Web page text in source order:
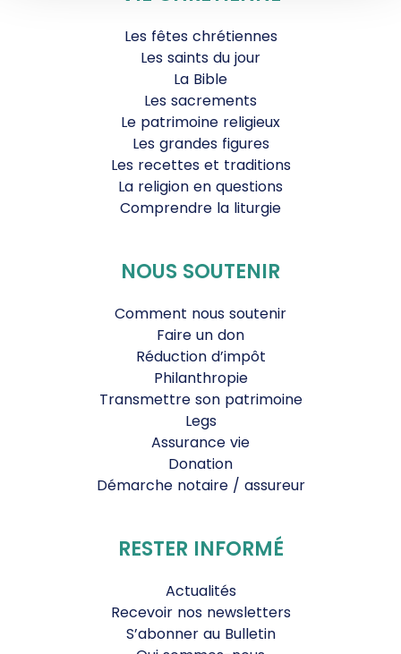
Les fêtes chrétiennes
Les saints du jour
La Bible
Les sacrements
Le patrimoine religieux
Les grandes figures
Les recettes et traditions
La religion en questions
Comprendre la liturgie
NOUS SOUTENIR
Comment nous soutenir
Faire un don
Réduction d’impôt
Philanthropie
Transmettre son patrimoine
Legs
Assurance vie
Donation
Démarche notaire / assureur
RESTER INFORMÉ
Actualités
Recevoir nos newsletters
S’abonner au Bulletin